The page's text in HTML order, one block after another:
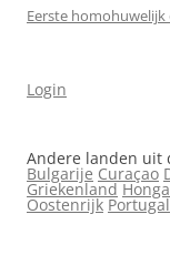
Eerste
Login
Andere landen uit
Bulgarije Curaçao
Griekenland
Oostenrijk Portugal